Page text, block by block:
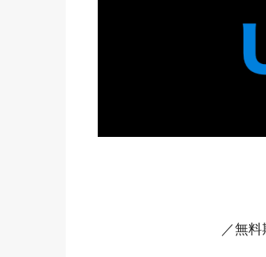
／無